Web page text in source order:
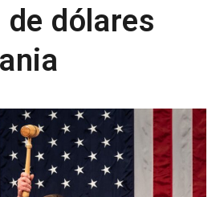
dólares